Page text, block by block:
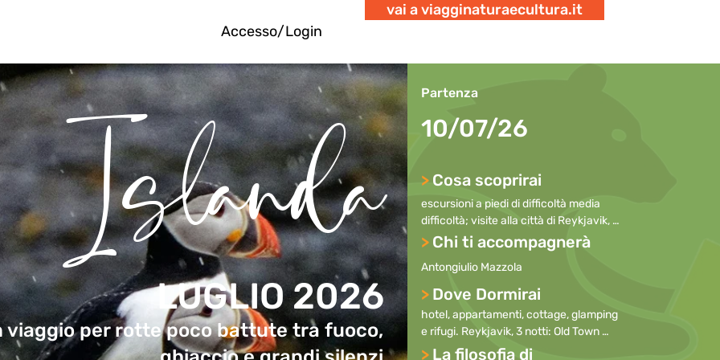
Accesso/Login
vai a viagginaturaecultura.it
Islanda
LUGLIO 2026
viaggio per rotte poco battute tra fuoco,
Partenza
10/07/26
> Cosa scoprirai
escursioni a piedi di difficoltà media
difficoltà; visite alla città di Reykjavik,
escursioni nel Circolo d’Oro e verso il
famoso “fiordo della balena”;
enogastronomia locale.
> Chi ti accompagnerà
Antongiulio Mazzola
> Dove Dormirai
hotel, appartamenti, cottage, glamping
e rifugi. Reykjavik, 3 notti: Old Town
Reykjavik, stanze singole e doppie con
> La filosofia di